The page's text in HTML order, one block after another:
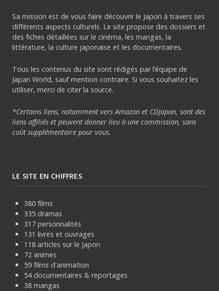
Sa mission est de vous faire découvrir le Japon à travers ses
différents aspects culturels. Le site propose des dossiers et
des fiches détaillées sur le cinéma, les mangas, la
littérature, la culture japonaise et les documentaires.
Tous les contenus du site sont rédigés par l’équipe de
Japan World, sauf mention contraire. Si vous souhaitez les
utiliser, merci de citer la source.
*Certains liens, notamment vers Amazon et CDJapan, sont des
liens affiliés et peuvent donner lieu à une commission, sans
coût supplémentaire pour vous.
LE SITE EN CHIFFRES
380 films
335 dramas
317 personnalités
131 livres et ouvrages
118 articles sur le Japon
72 animes
59 films d'animation
54 documentaires & reportages
38 mangas